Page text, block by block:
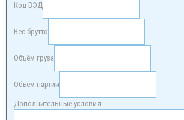
Код ВЭД
Вес брутто
Объём груза
Объём партии
Дополнительные условия